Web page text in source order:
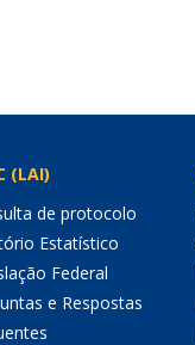
(LAI)
de protocolo
Estatístico
Federal
e Respostas